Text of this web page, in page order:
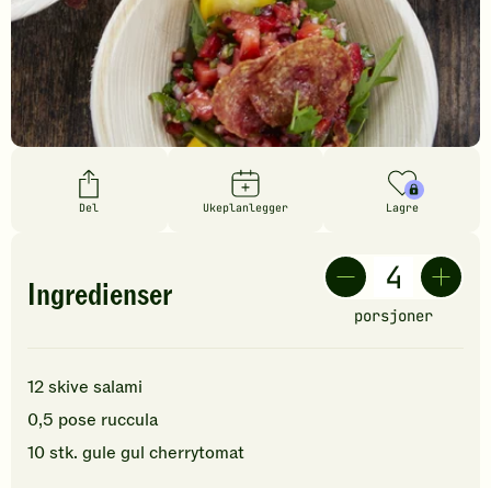
Del Ukeplanlegger Lagre
Ingredienser
porsjoner
12skive salami
0,5 pose ruccula
10stk. gule gul cherrytomat